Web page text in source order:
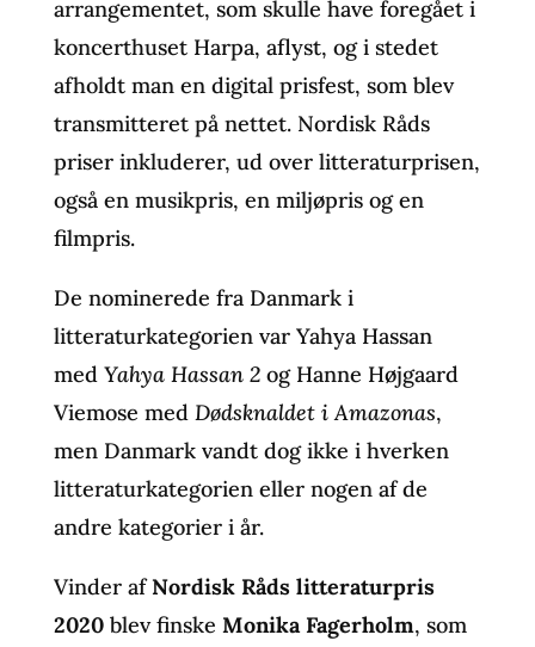
arrangementet, som skulle have foregået i
koncerthuset Harpa, aflyst, og i stedet
afholdt man en digital prisfest, som blev
transmitteret på nettet. Nordisk Råds
priser inkluderer, ud over litteraturprisen,
også en musikpris, en miljøpris og en
filmpris.
De nominerede fra Danmark i
litteraturkategorien var Yahya Hassan
med Yahya Hassan 2og Hanne Højgaard
Viemose med Dødsknaldet i Amazonas,
men Danmark vandt dog ikke i hverken
litteraturkategorien eller nogen af de
andre kategorier i år.
Vinder afNordisk Råds litteraturpris
2020blev finske Monika Fagerholm, som